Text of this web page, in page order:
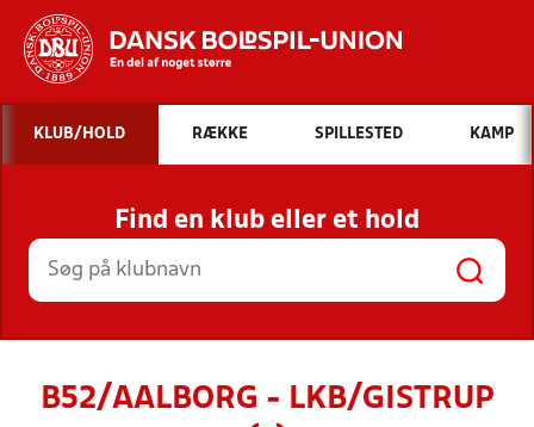
Hvad vil du søge efter?
INDHOLD OG NYHEDER
STILLINGER, RESULTATER, KLUBBER OG
HOLD
KLUB/HOLD RÆKKE SPILLESTED KAMP
Find en klub eller et hold
B52/AALBORG - LKB/GISTRUP